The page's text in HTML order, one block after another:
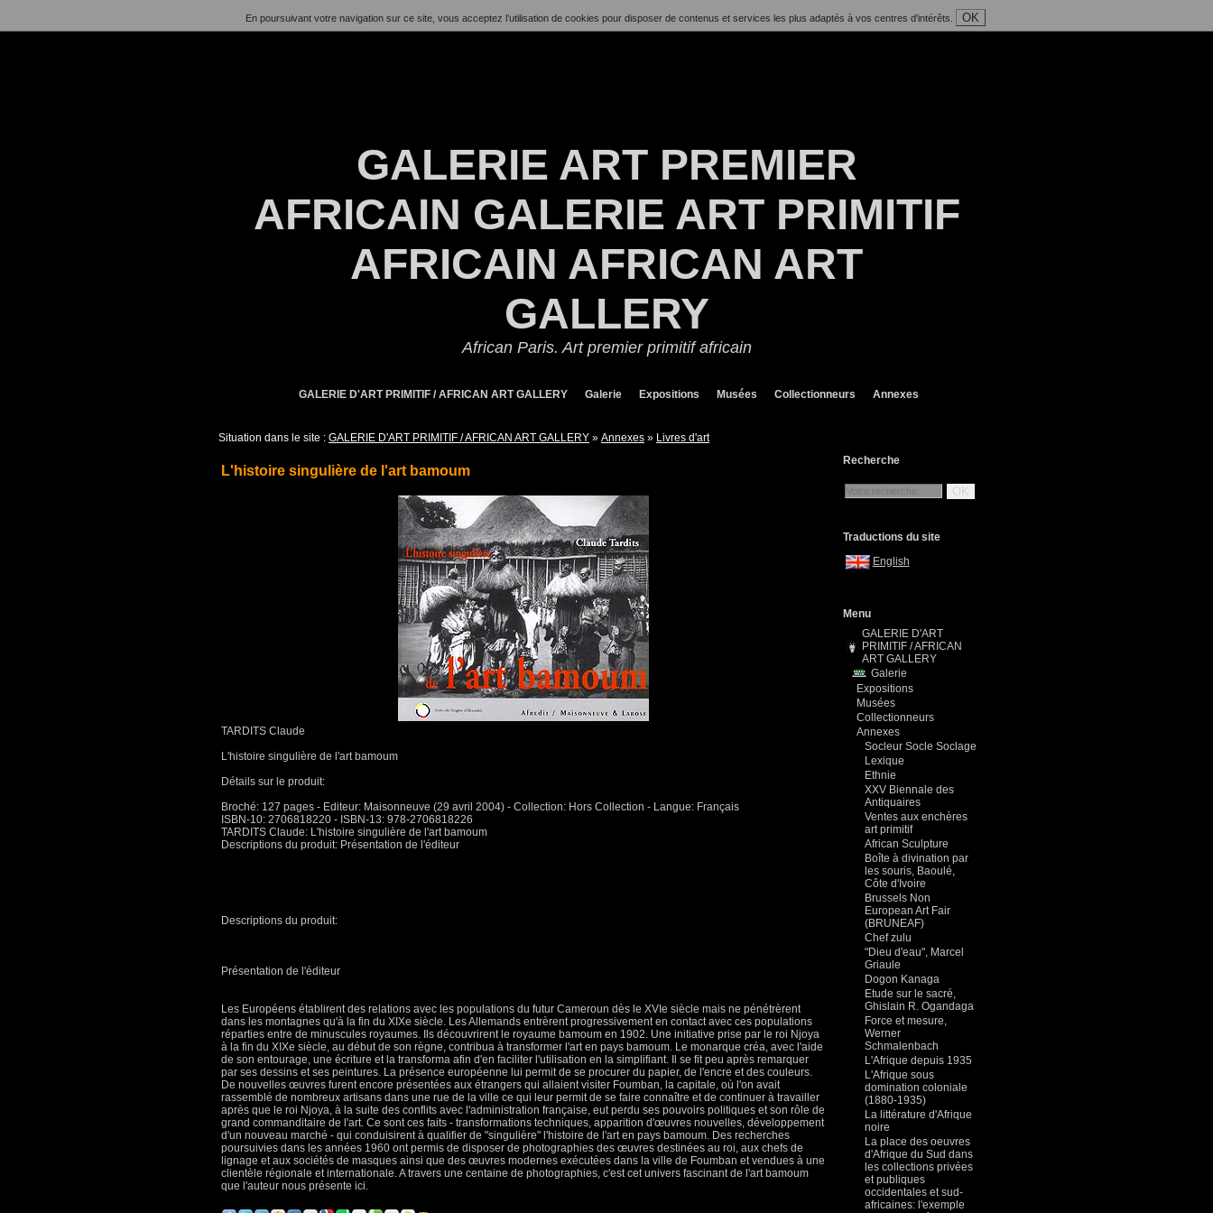
En poursuivant votre navigation sur ce site, vous acceptez l’utilisation de cookies pour disposer de contenus et services les plus adaptés à vos centres d'intérêts. OK
GALERIE ART PREMIER
AFRICAIN GALERIE ART PRIMITIF
AFRICAIN AFRICAN ART
GALLERY
African Paris. Art premier primitif africain
GALERIE D'ART PRIMITIF / AFRICAN ART GALLERY Galerie Expositions Musées Collectionneurs Annexes
Situation dans le site : GALERIE D'ART PRIMITIF / AFRICAN ART GALLERY » Annexes » Livres d'art
L'histoire singulière de l'art bamoum
TARDITS Claude
L'histoire singulière de l'art bamoum
Détails sur le produit:
Broché: 127 pages - Editeur: Maisonneuve (29 avril 2004) - Collection: Hors Collection - Langue: Français
ISBN-10: 2706818220 - ISBN-13: 978-2706818226
TARDITS Claude: L'histoire singulière de l'art bamoum
Descriptions du produit: Présentation de l'éditeur
Descriptions du produit:
Présentation de l'éditeur
Les Européens établirent des relations avec les populations du futur Cameroun dès le XVIe siècle mais ne pénétrèrent
dans les montagnes qu'à la fin du XIXe siècle. Les Allemands entrèrent progressivement en contact avec ces populations
réparties entre de minuscules royaumes. Ils découvrirent le royaume bamoum en 1902. Une initiative prise par le roi Njoya
à la fin du XIXe siècle, au début de son règne, contribua à transformer l'art en pays bamoum. Le monarque créa, avec l'aide
de son entourage, une écriture et la transforma afin d'en faciliter l'utilisation en la simplifiant. Il se fit peu après remarquer
par ses dessins et ses peintures. La présence européenne lui permit de se procurer du papier, de l'encre et des couleurs.
De nouvelles œuvres furent encore présentées aux étrangers qui allaient visiter Foumban, la capitale, où l'on avait
rassemblé de nombreux artisans dans une rue de la ville ce qui leur permit de se faire connaître et de continuer à travailler
après que le roi Njoya, à la suite des conflits avec l'administration française, eut perdu ses pouvoirs politiques et son rôle de
grand commanditaire de l'art. Ce sont ces faits - transformations techniques, apparition d'œuvres nouvelles, développement
d'un nouveau marché - qui conduisirent à qualifier de "singulière" l'histoire de l'art en pays bamoum. Des recherches
poursuivies dans les années 1960 ont permis de disposer de photographies des œuvres destinées au roi, aux chefs de
lignage et aux sociétés de masques ainsi que des œuvres modernes exécutées dans la ville de Foumban et vendues à une
clientèle régionale et internationale. A travers une centaine de photographies, c'est cet univers fascinant de l'art bamoum
que l'auteur nous présente ici.
Recherche
OK
Traductions du site
English
Menu
GALERIE D'ART
PRIMITIF / AFRICAN
ART GALLERY
Galerie
Expositions
Musées
Collectionneurs
Annexes
Socleur Socle Soclage
Lexique
Ethnie
XXV Biennale des
Antiquaires
Ventes aux enchères
art primitif
African Sculpture
Boîte à divination par
les souris, Baoulé,
Côte d'Ivoire
Brussels Non
European Art Fair
(BRUNEAF)
Chef zulu
"Dieu d'eau", Marcel
Griaule
Dogon Kanaga
Etude sur le sacré,
Ghislain R. Ogandaga
Force et mesure,
Werner
Schmalenbach
L'Afrique depuis 1935
L'Afrique sous
domination coloniale
(1880-1935)
La littérature d'Afrique
noire
La place des oeuvres
d'Afrique du Sud dans
les collections privées
et publiques
occidentales et sud-
africaines: l'exemple